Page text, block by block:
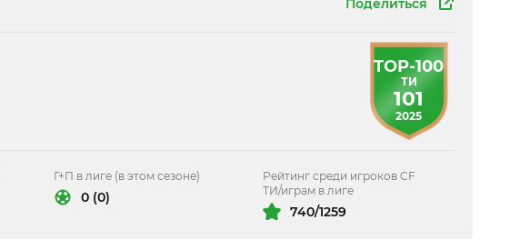
Поделиться
TOP-100
ТИ
101
2025
Г+П в лиге (в этом сезоне)
0 (0)
Рейтинг среди игроков CF
ТИ/играм в лиге
740/1259